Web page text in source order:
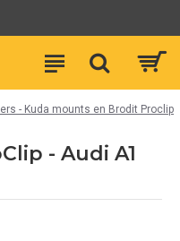
- Kuda mounts en Brodit Proclip
- Audi A1